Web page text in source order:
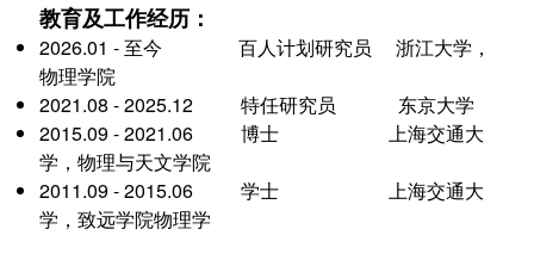
教育及工作经历：
2026.01 - 至今 百人计划研究员 浙江大学，
物理学院
2021.08 - 2025.12 特任研究员 东京大学
2015.09 - 2021.06 博士 上海交通大
学，物理与天文学院
2011.09 - 2015.06 学士 上海交通大
学，致远学院物理学